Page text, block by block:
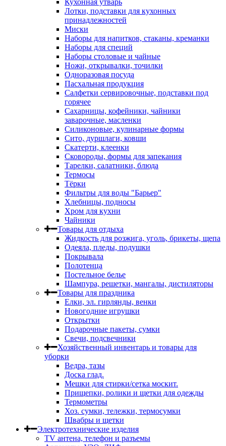
Кухонная утварь
Лотки, подставки для кухонных
принадлежностей
Миски
Наборы для напитков, стаканы, креманки
Наборы для специй
Наборы столовые и чайные
Ножи, открывалки, точилки
Одноразовая посуда
Пасхальная продукция
Салфетки сервировочные, подставки под
горячее
Сахарницы, кофейники, чайники
заварочные, масленки
Силиконовые, кулинарные формы
Сито, дуршлаги, ковши
Скатерти, клеенки
Сковороды, формы для запекания
Тарелки, салатники, блюда
Термосы
Тёрки
Фильтры для воды "Барьер"
Хлебницы, подносы
Хром для кухни
Чайники
Товары для отдыха
Жидкость для розжига, уголь, брикеты, щепа
Одеяла, пледы, подушки
Покрывала
Полотенца
Постельное белье
Шампура, решетки, мангалы, дистиляторы
Товары для праздника
Елки, эл. гирлянды, венки
Новогодние игрушки
Открытки
Подарочные пакеты, сумки
Свечи, подсвечники
Хозяйственный инвентарь и товары для
уборки
Ведра, тазы
Доска глад.
Мешки для стирки/сетка москит.
Прищепки, ролики и щетки для одежды
Термометры
Хоз. сумки, тележки, термосумки
Швабры и щетки
Электротехнические изделия
TV aнтена, телефон и разъемы